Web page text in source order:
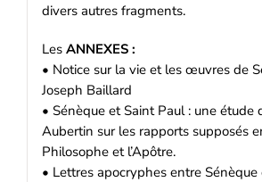
divers autres fragments.
Les ANNEXES :
• Notice sur la vie et les œuvres de
Joseph Baillard
• Sénèque et Saint Paul : une étude
Aubertin sur les rapports supposés
Philosophe et l’Apôtre.
• Lettres apocryphes entre